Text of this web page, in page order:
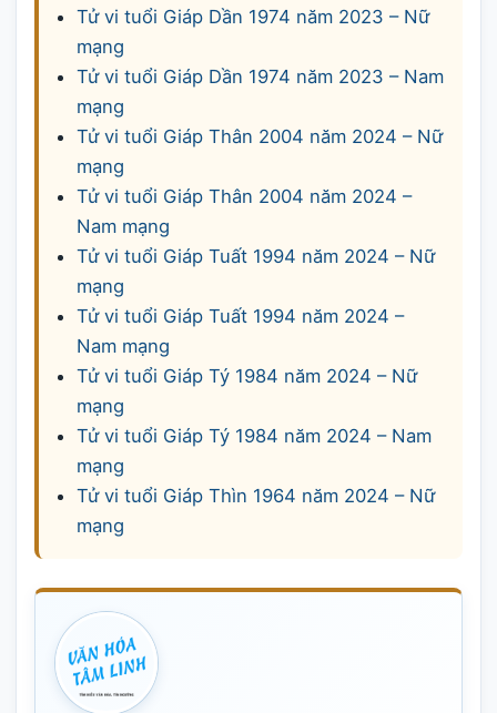
Tử vi tuổi Giáp Dần 1974 năm 2023 – Nữ
mạng
Tử vi tuổi Giáp Dần 1974 năm 2023 – Nam
mạng
Tử vi tuổi Giáp Thân 2004 năm 2024 – Nữ
mạng
Tử vi tuổi Giáp Thân 2004 năm 2024 –
Nam mạng
Tử vi tuổi Giáp Tuất 1994 năm 2024 – Nữ
mạng
Tử vi tuổi Giáp Tuất 1994 năm 2024 –
Nam mạng
Tử vi tuổi Giáp Tý 1984 năm 2024 – Nữ
mạng
Tử vi tuổi Giáp Tý 1984 năm 2024 – Nam
mạng
Tử vi tuổi Giáp Thìn 1964 năm 2024 – Nữ
mạng